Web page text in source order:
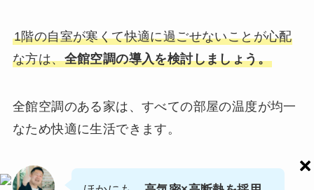
1階の自室が寒くて快適に過ごせないことが心配
な方は、全館空調の導入を検討しましょう。
全館空調のある家は、すべての部屋の温度が均一
なため快適に生活できます。